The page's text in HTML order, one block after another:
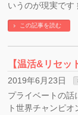
いうのが現実です
この記事を読む
【温活&リセッ
2019年6月23日
プライベートの話
ト世界チャンピ